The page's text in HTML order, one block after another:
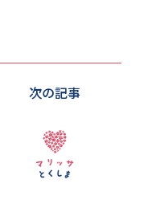
次の記事